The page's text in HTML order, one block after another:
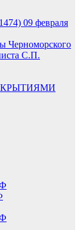
09 февраля
Черноморского
С.П.